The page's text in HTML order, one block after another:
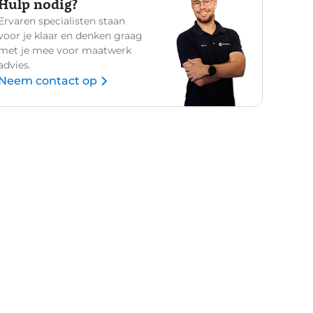
specialisten staan
je klaar en denken graag
je mee voor maatwerk
contact op